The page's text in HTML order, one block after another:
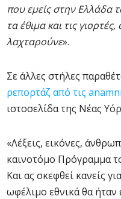
που εμείς στην Ελλάδα
τα έθιμα και τις
λαχταρούνε».
Σε άλλες στήλες
ρεπορτάζ από τις
ιστοσελίδα της Νέας
«Λέξεις, εικόνες,
καινοτόμο Πρόγραμμα
Και ας σκεφθεί κανείς
ωφέλιμο εθνικά θα ήταν